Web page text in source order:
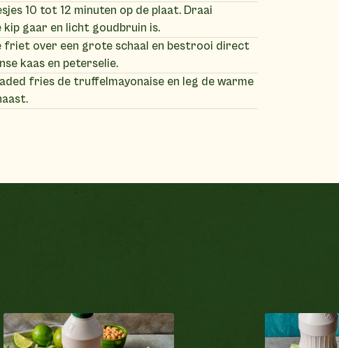
10 tot 12 minuten op de plaat. Draai
gaar en licht goudbruin is.
friet over een grote schaal en bestrooi direct
kaas en peterselie.
fries de truffelmayonaise en leg de warme